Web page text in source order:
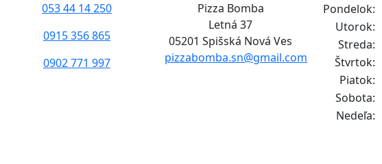
053 44 14 250
0915 356 865
0902 771 997
Pizza Bomba
Letná 37
05201 Spišská Nová Ves
pizzabomba.sn@gmail.com
Pondelok:
Utorok:
Streda:
Štvrtok:
Piatok:
Sobota:
Nedeľa: